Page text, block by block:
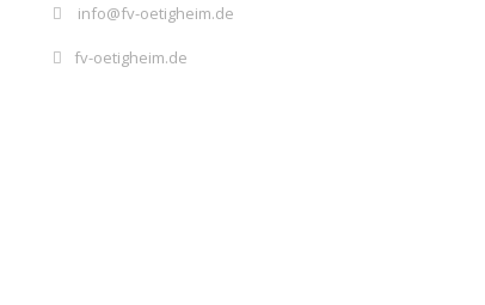
info@fv-oetigheim.de
fv-oetigheim.de